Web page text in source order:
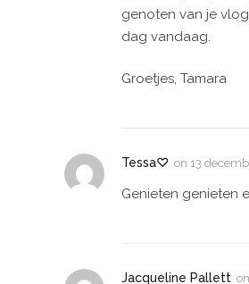
genoten van je
dag vandaag.
Groetjes, Tamara
Tessa♡ on 13
Genieten genieten
Jacqueline Pallett on